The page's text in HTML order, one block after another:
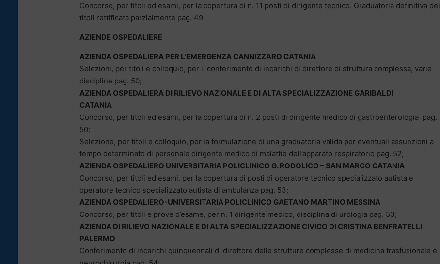
Concorso, per titoli ed esami, per la copertura di n. 11 posti di dirigente tecnico. Graduatoria definitiva dei
titoli rettificata parzialmente pag. 49;
AZIENDE OSPEDALIERE
AZIENDA OSPEDALIERA PER L’EMERGENZA CANNIZZARO CATANIA
Selezioni, per titoli e colloquio, per il conferimento di incarichi di direttore di struttura complessa, varie
discipline pag. 50;
AZIENDA OSPEDALIERA DI RILIEVO NAZIONALE E DI ALTA SPECIALIZZAZIONE GARIBALDI
CATANIA
Concorso, per titoli ed esami, per la copertura di n. 2 posti di dirigente medico di gastroenterologia pag.
50;
Selezione, per titoli e colloquio, per la formulazione di una graduatoria valida per eventuali assunzioni a
tempo determinato di personale dirigente medico di malattie dell’apparato respiratorio pag. 52;
AZIENDA OSPEDALIERO UNIVERSITARIA POLICLINICO G. RODOLICO – SAN MARCO CATANIA
Concorso, per titoli ed esami, per la copertura di posti di operatore tecnico specializzato autista e
operatore tecnico specializzato autista di ambulanza pag. 53;
AZIENDA OSPEDALIERO-UNIVERSITARIA POLICLINICO GAETANO MARTINO MESSINA
Concorso, per titoli e prove d’esame, per n. 1 dirigente medico, disciplina di urologia pag. 53;
AZIENDA DI RILIEVO NAZIONALE E DI ALTA SPECIALIZZAZIONE CIVICO DI CRISTINA BENFRATELLI
PALERMO
Conferimento di incarichi quinquennali di direttore delle strutture complesse di medicina trasfusionale e